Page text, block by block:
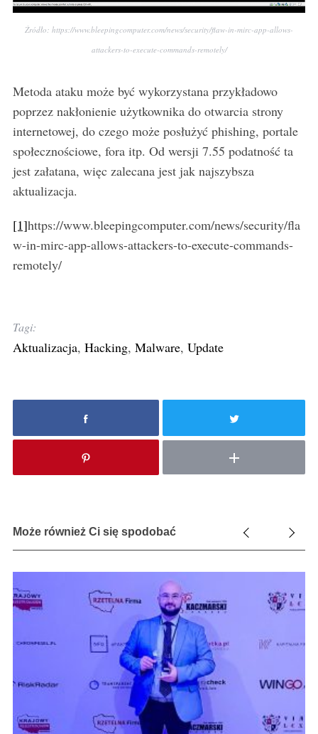
Źródło: https://www.bleepingcomputer.com/news/security/flaw-in-mirc-app-allows-
attackers-to-execute-commands-remotely/
Metoda ataku może być wykorzystana przykładowo
poprzez nakłonienie użytkownika do otwarcia strony
internetowej, do czego może posłużyć phishing, portale
społecznościowe, fora itp. Od wersji 7.55 podatność ta
jest załatana, więc zalecana jest jak najszybsza
aktualizacja.
[1]https://www.bleepingcomputer.com/news/security/fla
w-in-mirc-app-allows-attackers-to-execute-commands-
remotely/
Tagi:
Aktualizacja, Hacking, Malware, Update
Może również Ci się spodobać